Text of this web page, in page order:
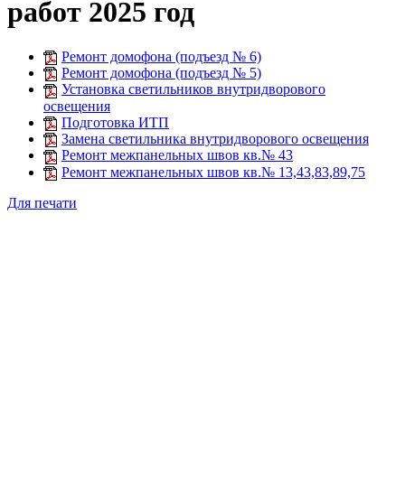
работ 2025 год
Ремонт домофона (подъезд № 6)
Ремонт домофона (подъезд № 5)
Установка светильников внутридворового
освещения
Подготовка ИТП
Замена светильника внутридворового освещения
Ремонт межпанельных швов кв.№ 43
Ремонт межпанельных швов кв.№ 13,43,83,89,75
Для печати